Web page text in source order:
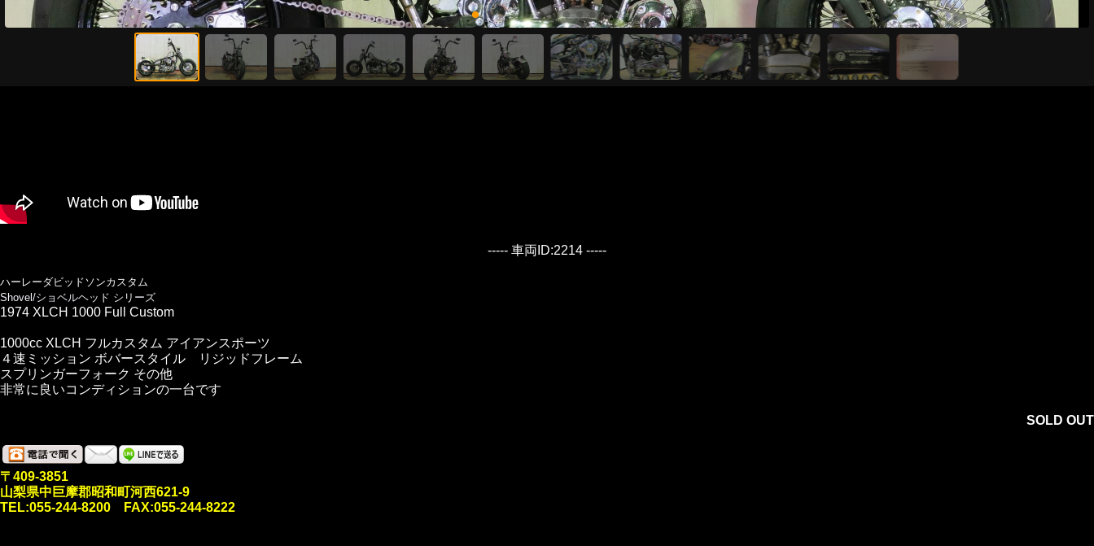
----- 車両ID:2214 -----
ハーレーダビッドソンカスタム
Shovel/ショベルヘッド シリーズ
1974 XLCH 1000 Full Custom
1000cc XLCH フルカスタム アイアンスポーツ
４速ミッション ボバースタイル リジッドフレーム
スプリンガーフォーク その他
非常に良いコンディションの一台です
SOLD OUT
〒409-3851
山梨県中巨摩郡昭和町河西621-9
TEL:055-244-8200 FAX:055-244-8222